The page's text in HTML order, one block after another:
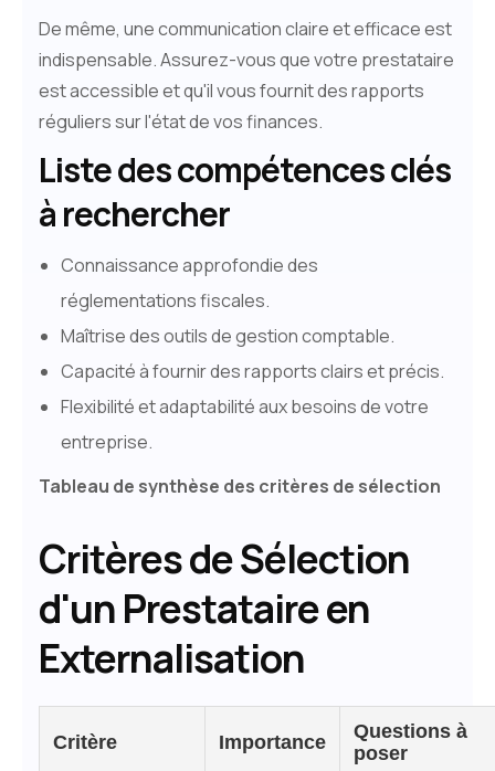
De même, une communication claire et efficace est
indispensable. Assurez-vous que votre prestataire
est accessible et qu'il vous fournit des rapports
réguliers sur l'état de vos finances.
Liste des compétences clés
à rechercher
Connaissance approfondie des
réglementations fiscales.
Maîtrise des outils de gestion comptable.
Capacité à fournir des rapports clairs et précis.
Flexibilité et adaptabilité aux besoins de votre
entreprise.
Tableau de synthèse des critères de sélection
Critères de Sélection
d'un Prestataire en
Externalisation
Critère Importance
Questions à
poser